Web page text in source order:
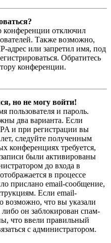
конференции отключил
Также возможно,
адрес или запретил имя, под
Обратитесь
конференции.
но не могу войти!
пользователя и пароль.
два варианта. Если
и при регистрации вы
следуйте полученным
конференциях требуется,
были активированы
до входа в
в процессе
прислано email-сообщение,
Если email-
возможно, что вы указали
он заблокирован спам-
что ввели правильный
с администратором.